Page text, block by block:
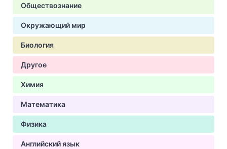
Обществознание
Окружающий мир
Биология
Другое
Химия
Математика
Физика
Английский язык